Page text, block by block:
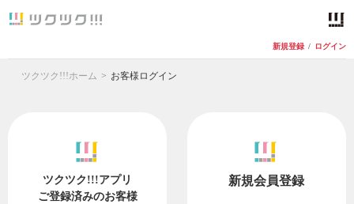
新規登録 / ログイン
ツクツク!!!ホーム お客様ログイン
ツクツク!!!アプリ
ご登録済みのお客様
新規会員登録